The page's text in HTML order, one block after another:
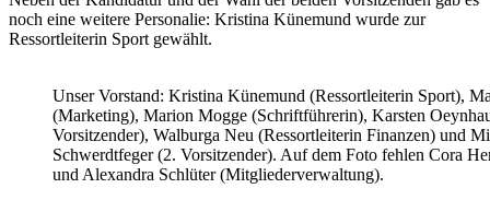
noch eine weitere Personalie: Kristina Künemund wurde zur
Ressortleiterin Sport gewählt.
Unser Vorstand: Kristina Künemund (Ressortleiterin Sport),
(Marketing), Marion Mogge (Schriftführerin), Karsten
Vorsitzender), Walburga Neu (Ressortleiterin Finanzen) und
Schwerdtfeger (2. Vorsitzender). Auf dem Foto fehlen Cora
und Alexandra Schlüter (Mitgliederverwaltung).